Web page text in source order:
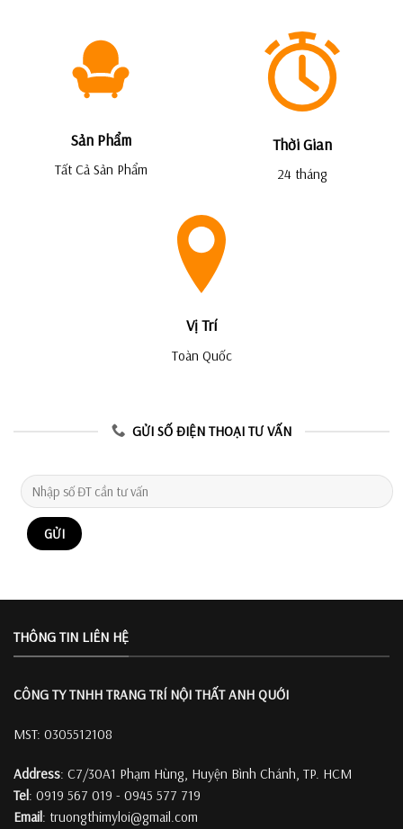
Sản Phẩm
Tất Cả Sản Phẩm
Thời Gian
24 tháng
Vị Trí
Toàn Quốc
GỬI SỐ ĐIỆN THOẠI TƯ VẤN
THÔNG TIN LIÊN HỆ
CÔNG TY TNHH TRANG TRÍ NỘI THẤT ANH QUỚI
MST: 0305512108
Address: C7/30A1 Phạm Hùng, Huyện Bình Chánh, TP. HCM
Tel: 0919 567 019 - 0945 577 719
Email: truongthimyloi@gmail.com